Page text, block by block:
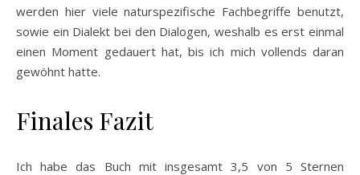
werden hier viele naturspezifische Fachbegriffe benutzt,
sowie ein Dialekt bei den Dialogen, weshalb es erst einmal
einen Moment gedauert hat, bis ich mich vollends daran
gewöhnt hatte.
Finales Fazit
Ich habe das Buch mit insgesamt 3,5 von 5 Sternen